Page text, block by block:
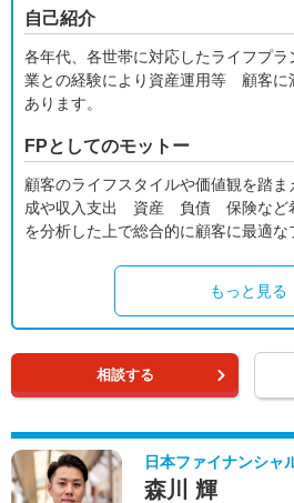
自己紹介
各年代、各世帯に対応したライフプ
業との経験により資産運用等 顧客に
あります。
FPとしてのモットー
顧客のライフスタイルや価値観を踏
成や収入支出 資産 負債 保険など
を分析した上で総合的に顧客に最適な
もっと見る
相談する
日本ファイナンシャ
森川 輝